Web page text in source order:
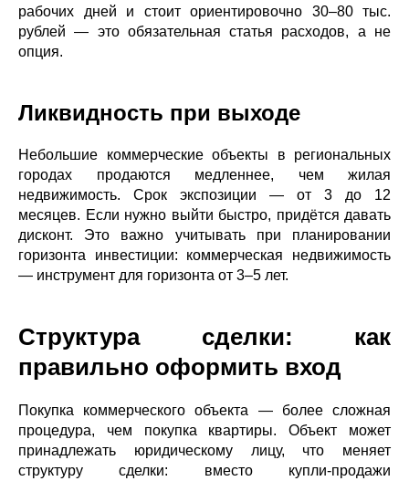
рабочих дней и стоит ориентировочно 30–80 тыс.
рублей — это обязательная статья расходов, а не
опция.
Ликвидность при выходе
Небольшие коммерческие объекты в региональных
городах продаются медленнее, чем жилая
недвижимость. Срок экспозиции — от 3 до 12
месяцев. Если нужно выйти быстро, придётся давать
дисконт. Это важно учитывать при планировании
горизонта инвестиции: коммерческая недвижимость
— инструмент для горизонта от 3–5 лет.
Структура сделки: как
правильно оформить вход
Покупка коммерческого объекта — более сложная
процедура, чем покупка квартиры. Объект может
принадлежать юридическому лицу, что меняет
структуру сделки: вместо купли-продажи